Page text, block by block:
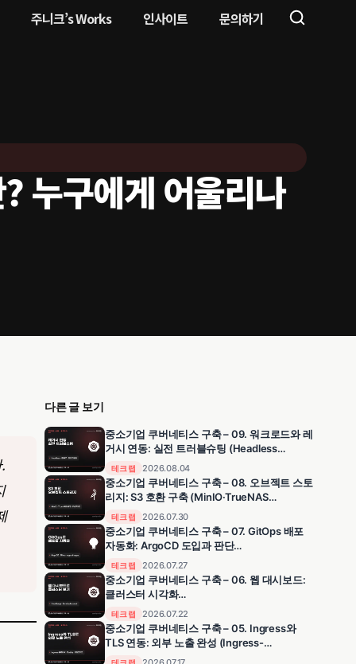
주니크’s Works 인사이트 문의하기
누구에게 어울리나
다른 글 보기
중소기업 쿠버네티스 구축 – 09. 워크로드와 레
거시 연동: 실전 트러블슈팅 (Headless
Service·SNAT·503 디버깅)
테크 랩 2026.08.04
중소기업 쿠버네티스 구축 – 08. 오브젝트 스토
리지: S3 호환 구축 (MinIO·TrueNAS
NFS·PV/PVC)
테크 랩 2026.07.30
중소기업 쿠버네티스 구축 – 07. GitOps 배포
자동화: ArgoCD 도입과 판단
(ArgoCD·Gitea·app-of-apps)
테크 랩 2026.07.27
중소기업 쿠버네티스 구축 – 06. 웹 대시보드:
클러스터 시각화
(Headlamp·ServiceAccount)
테크 랩 2026.07.22
중소기업 쿠버네티스 구축 – 05. Ingress와
TLS 연동: 외부 노출 완성 (Ingress-
NGINX·OPNsense Caddy·와일드카드)